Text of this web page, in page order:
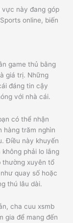
này đang góp
online, biến
game thủ bằng
giá trị. Những
đáng tin cậy
với nhà cái.
có thể nhận
hàng trăm nghìn
Điều này khuyến
phải lo lắng
thường xuyên tổ
quay số hoặc
thú lâu dài.
cha cuu xsmb
gia để mang đến